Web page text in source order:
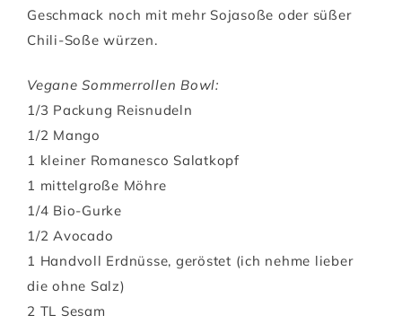
Geschmack noch mit mehr Sojasoße oder süßer
Chili-Soße würzen.
Vegane Sommerrollen Bowl:
1/3 Packung Reisnudeln
1/2 Mango
1 kleiner Romanesco Salatkopf
1 mittelgroße Möhre
1/4 Bio-Gurke
1/2 Avocado
1 Handvoll Erdnüsse, geröstet (ich nehme lieber
die ohne Salz)
2 TL Sesam